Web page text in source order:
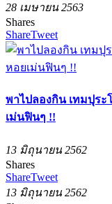
28 เมษายน 2563
Shares
ShareTweet
พาไปลองกิน เทมปุร
เม่นฟินๆ !!
13 มิถุนายน 2562
Shares
ShareTweet
13 มิถุนายน 2562